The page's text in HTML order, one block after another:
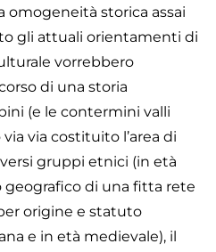
omogeneità storica assai
gli attuali orientamenti di
vorrebbero
di una storia
(e le contermini valli
via costituito l’area di
gruppi etnici (in età
geografico di una fitta rete
origine e statuto
e in età medievale), il